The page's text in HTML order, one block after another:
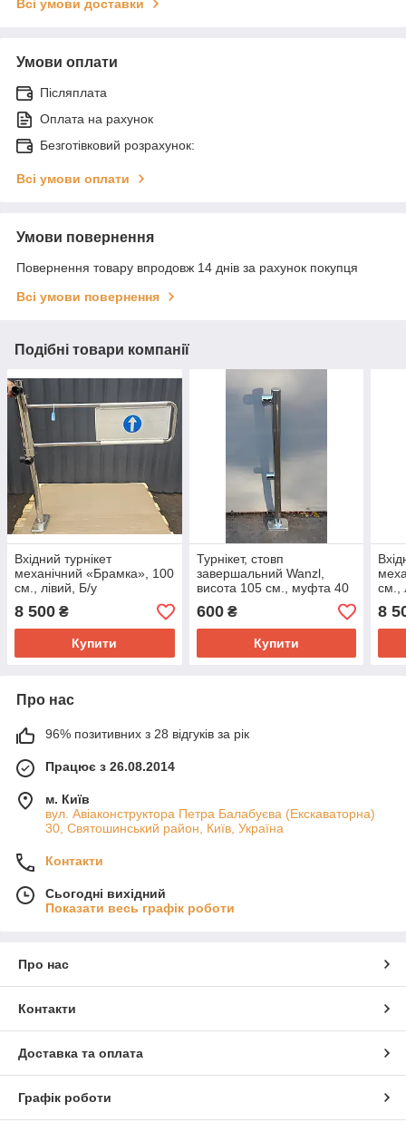
Всі умови доставки
Умови оплати
Післяплата
Оплата на рахунок
Безготівковий розрахунок:
Всі умови оплати
Умови повернення
Повернення товару впродовж 14 днів за рахунок покупця
Всі умови повернення
Подібні товари компанії
Вхідний турнікет
механічний «Брамка», 100
см., лівий, Б/у
8 500 ₴
Купити
Турнікет, стовп
завершальний Wanzl,
висота 105 см., муфта 40
мм. Б/у
600₴
Купити
см.,
8
Про нас
96% позитивних з 28 відгуків за рік
Працює з 26.08.2014
м. Київ
вул. Авіаконструктора Петра Балабуєва (Екскаваторна)
30, Святошинський район, Київ, Україна
Контакти
Сьогодні вихідний
Показати весь графік роботи
Про нас
Контакти
Доставка та оплата
Графік роботи